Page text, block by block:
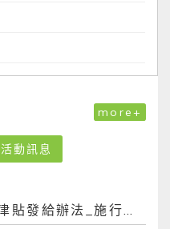
more+
活動訊息